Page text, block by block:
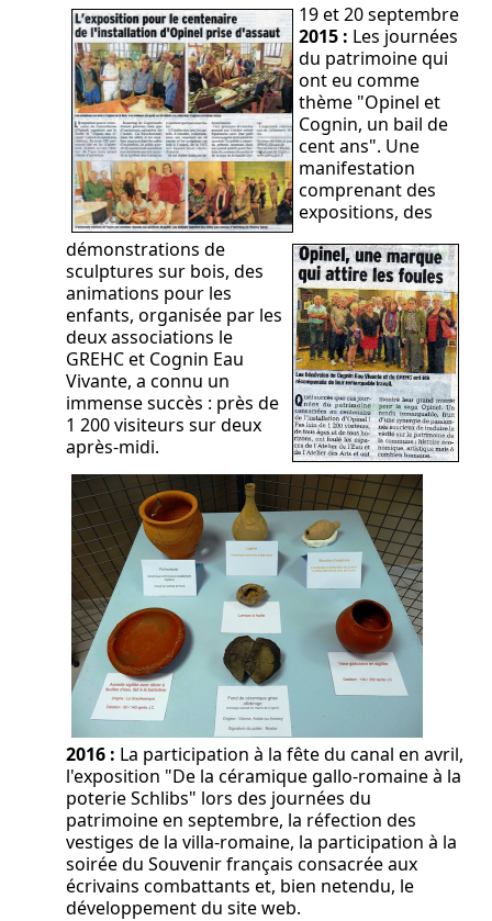
19 et 20 septembre
2015 : Les journées
du patrimoine qui
ont eu comme
thème "Opinel et
Cognin, un bail de
cent ans". Une
manifestation
comprenant des
expositions, des
démonstrations de
sculptures sur bois, des
animations pour les
enfants, organisée par les
deux associations le
GREHC et Cognin Eau
Vivante, a connu un
immense succès : près de
1 200 visiteurs sur deux
après-midi.
2016 : La participation à la fête du canal en avril,
l'exposition "De la céramique gallo-romaine à la
poterie Schlibs" lors des journées du
patrimoine en septembre, la réfection des
vestiges de la villa-romaine, la participation à la
soirée du Souvenir français consacrée aux
écrivains combattants et, bien netendu, le
développement du site web.